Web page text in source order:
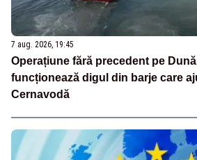
7 aug. 2026, 19:45
Operațiune fără precedent pe
funcționează digul din barje care
Cernavodă